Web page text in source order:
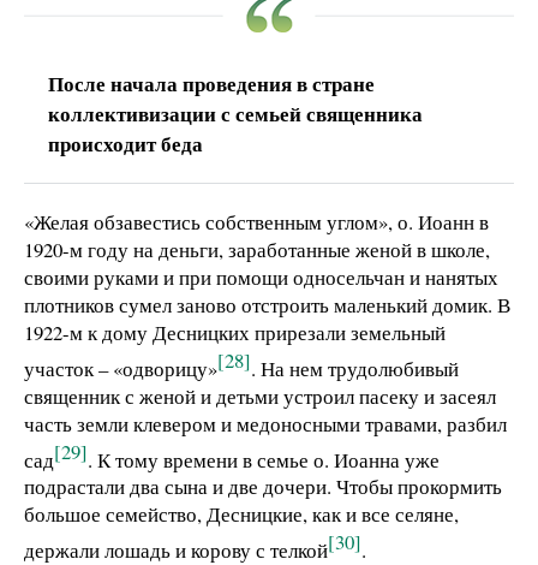
После начала проведения в стране
коллективизации с семьей священника
происходит беда
«Желая обзавестись собственным углом», о. Иоанн в
1920-м году на деньги, заработанные женой в школе,
своими руками и при помощи односельчан и нанятых
плотников сумел заново отстроить маленький домик. В
1922-м к дому Десницких прирезали земельный
участок – «одворицу»[28]. На нем трудолюбивый
священник с женой и детьми устроил пасеку и засеял
часть земли клевером и медоносными травами, разбил
сад[29]. К тому времени в семье о. Иоанна уже
подрастали два сына и две дочери. Чтобы прокормить
большое семейство, Десницкие, как и все селяне,
держали лошадь и корову с телкой[30].